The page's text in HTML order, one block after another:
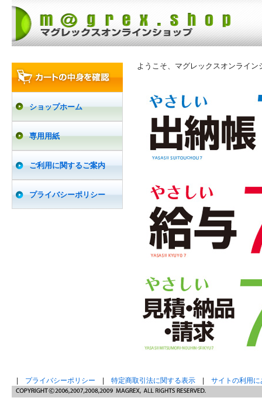
ショップホーム
専用用紙
ご利用に関するご案内
プライバシーポリシー
ようこそ、マグレックスオンライン
プライバシーポリシー 特定商取引法に関する表示 サイトの利用に